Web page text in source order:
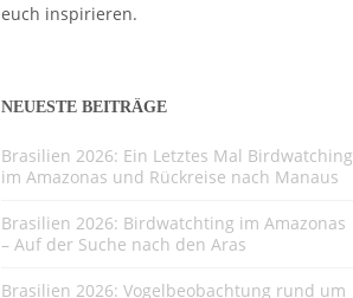
euch inspirieren.
NEUESTE BEITRÄGE
Brasilien 2026: Ein Letztes Mal Birdwatching
im Amazonas und Rückreise nach Manaus
Brasilien 2026: Birdwatchting im Amazonas
– Auf der Suche nach den Aras
Brasilien 2026: Vogelbeobachtung rund um